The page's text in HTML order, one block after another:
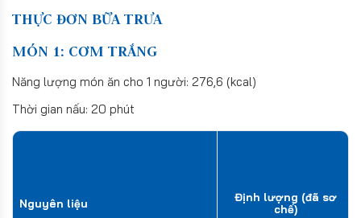
THỰC ĐƠN BỮA TRƯA
MÓN 1: CƠM TRẮNG
Năng lượng món ăn cho 1 người: 276,6 (kcal)
Thời gian nấu: 20 phút
Nguyên liệu
Định lượng (đã sơ
chế)